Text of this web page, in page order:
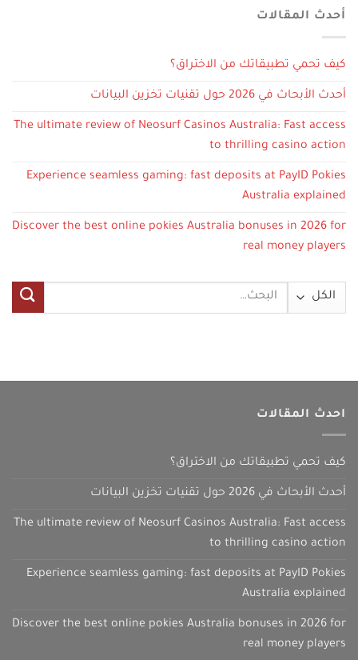
أحدث المقالات
كيف تحمي تطبيقاتك من الاختراق؟
أحدث الأبحاث في 2026 حول تقنيات تخزين البيانات
The ultimate review of Neosurf Casinos Australia: Fast access
to thrilling casino action
Experience seamless gaming: fast deposits at PayID Pokies
Australia explained
Discover the best online pokies Australia bonuses in 2026 for
real money players
البحث
احدث المقالات
كيف تحمي تطبيقاتك من الاختراق؟
أحدث الأبحاث في 2026 حول تقنيات تخزين البيانات
The ultimate review of Neosurf Casinos Australia: Fast access
to thrilling casino action
Experience seamless gaming: fast deposits at PayID Pokies
Australia explained
Discover the best online pokies Australia bonuses in 2026 for
real money players